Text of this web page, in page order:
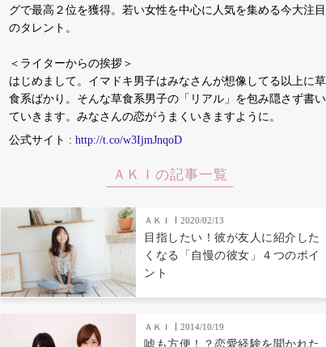
グで最高２位を獲得。若い女性を中心に人気を集める今大注目
のタレント。
＜ライターからの挨拶＞
はじめまして。イマドキ男子はみなさんが想像してる以上に草
食系ばかり。そんな草食系男子の「リアル」を包み隠さず書い
ていきます。みなさんの恋がうまくいきますように。
公式サイト : http://t.co/w3IjmJnqoD
ＡＫＩの記事一覧
ＡＫＩ 2020/02/13
目指したい！彼が友人に紹介した
くなる「自慢の彼女」４つのポイ
ント
ＡＫＩ 2014/10/19
嘘も方便！？恋愛経験を聞かれた